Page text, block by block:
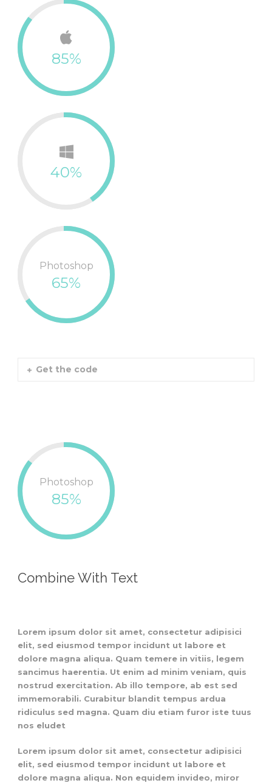
85%
40%
Photoshop
65%
Get the code
Photoshop
85%
Combine With Text
Lorem ipsum dolor sit amet, consectetur adipisici
elit, sed eiusmod tempor incidunt ut labore et
dolore magna aliqua. Quam temere in vitiis, legem
sancimus haerentia. Ut enim ad minim veniam, quis
nostrud exercitation. Ab illo tempore, ab est sed
immemorabili. Curabitur blandit tempus ardua
ridiculus sed magna. Quam diu etiam furor iste tuus
nos eludet
Lorem ipsum dolor sit amet, consectetur adipisici
elit, sed eiusmod tempor incidunt ut labore et
dolore magna aliqua. Non equidem invideo, miror